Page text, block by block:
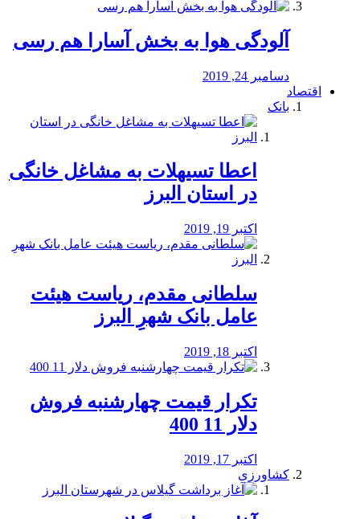
آلودگی هوا به بخش آسارا هم رسی
دسامبر 24, 2019
اقتصاد
بانک
️اعطا تسیهلات به مشاغل خانگی
در استان البرز
اکتبر 19, 2019
سلطانی مقدم، ریاست هیئت
عامل بانک شهرِ البرز
اکتبر 18, 2019
تکرار قیمت چهارشنبه فروش
دلار 11 400
اکتبر 17, 2019
کشاورزی